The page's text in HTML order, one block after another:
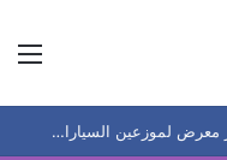
19 نوفمبر.. إنطلاق 《أوتو إكس》 أكبر معرض لموزعين السيارات المعتمدين في مصر